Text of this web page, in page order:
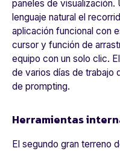
paneles de
lenguaje natural el
aplicación funcional con
cursor y función de
equipo con un solo clic.
de varios días de trabajo
de prompting.
Herramientas
El segundo gran terreno